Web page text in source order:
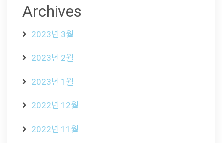
Archives
2023년 3월
2023년 2월
2023년 1월
2022년 12월
2022년 11월